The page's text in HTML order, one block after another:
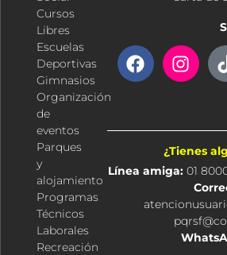
Cursos
Libres
Escuelas
Deportivas
Gimnasios
Organización
de
eventos
Parques
y
alojamiento
Programas
Técnicos
Laborales
Recreación
F
a
b
k
I
n
a
g
a
m
¿Tienes
Línea amiga:01